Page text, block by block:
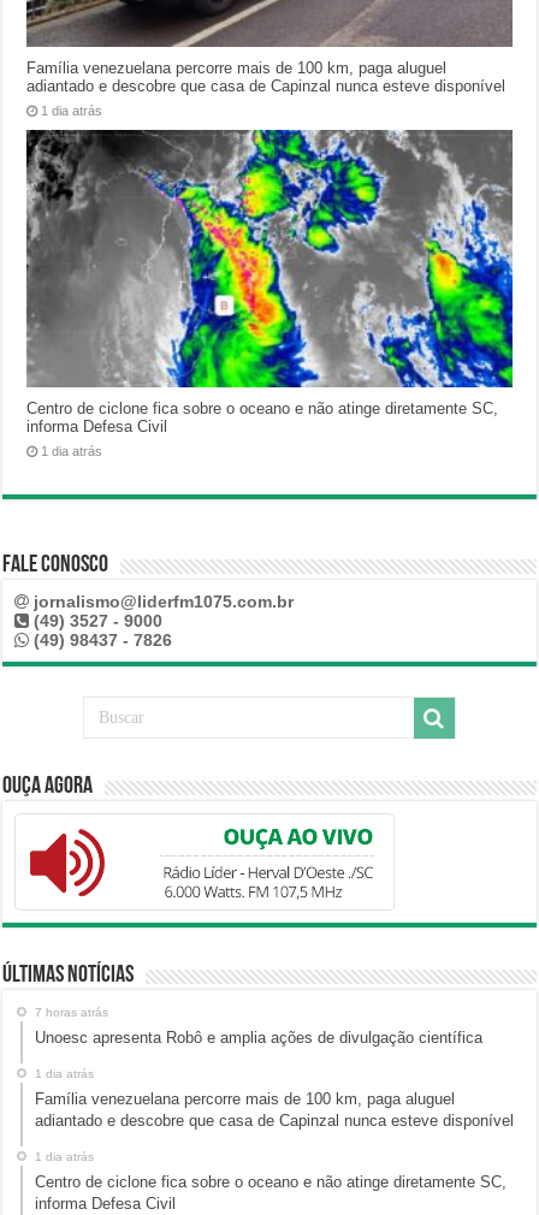
Família venezuelana percorre mais de 100 km, paga aluguel
adiantado e descobre que casa de Capinzal nunca esteve disponível
1 dia atrás
Centro de ciclone fica sobre o oceano e não atinge diretamente SC,
informa Defesa Civil
1 dia atrás
Fale Conosco
jornalismo@liderfm1075.com.br
(49) 3527 - 9000
(49) 98437 - 7826
Ouça Agora
Últimas Notícias
7 horas atrás
Unoesc apresenta Robô e amplia ações de divulgação científica
1 dia atrás
Família venezuelana percorre mais de 100 km, paga aluguel
adiantado e descobre que casa de Capinzal nunca esteve disponível
1 dia atrás
Centro de ciclone fica sobre o oceano e não atinge diretamente SC,
informa Defesa Civil